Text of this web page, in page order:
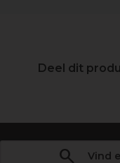
Deel dit
Vind